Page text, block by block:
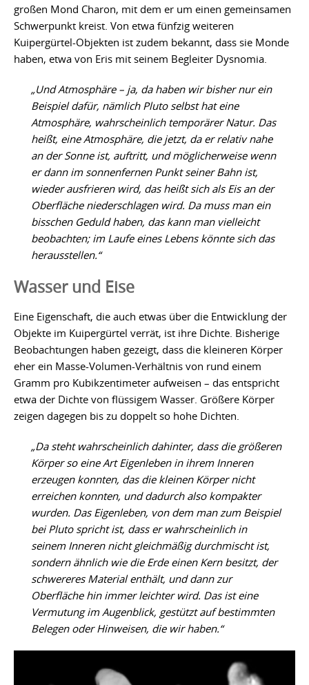
großen Mond Charon, mit dem er um einen gemeinsamen
Schwerpunkt kreist. Von etwa fünfzig weiteren
Kuipergürtel-Objekten ist zudem bekannt, dass sie Monde
haben, etwa von Eris mit seinem Begleiter Dysnomia.
„Und Atmosphäre – ja, da haben wir bisher nur ein
Beispiel dafür, nämlich Pluto selbst hat eine
Atmosphäre, wahrscheinlich temporärer Natur. Das
heißt, eine Atmosphäre, die jetzt, da er relativ nahe
an der Sonne ist, auftritt, und möglicherweise wenn
er dann im sonnenfernen Punkt seiner Bahn ist,
wieder ausfrieren wird, das heißt sich als Eis an der
Oberfläche niederschlagen wird. Da muss man ein
bisschen Geduld haben, das kann man vielleicht
beobachten; im Laufe eines Lebens könnte sich das
herausstellen.“
Wasser und Eise
Eine Eigenschaft, die auch etwas über die Entwicklung der
Objekte im Kuipergürtel verrät, ist ihre Dichte. Bisherige
Beobachtungen haben gezeigt, dass die kleineren Körper
eher ein Masse-Volumen-Verhältnis von rund einem
Gramm pro Kubikzentimeter aufweisen – das entspricht
etwa der Dichte von flüssigem Wasser. Größere Körper
zeigen dagegen bis zu doppelt so hohe Dichten.
„Da steht wahrscheinlich dahinter, dass die größeren
Körper so eine Art Eigenleben in ihrem Inneren
erzeugen konnten, das die kleinen Körper nicht
erreichen konnten, und dadurch also kompakter
wurden. Das Eigenleben, von dem man zum Beispiel
bei Pluto spricht ist, dass er wahrscheinlich in
seinem Inneren nicht gleichmäßig durchmischt ist,
sondern ähnlich wie die Erde einen Kern besitzt, der
schwereres Material enthält, und dann zur
Oberfläche hin immer leichter wird. Das ist eine
Vermutung im Augenblick, gestützt auf bestimmten
Belegen oder Hinweisen, die wir haben.“